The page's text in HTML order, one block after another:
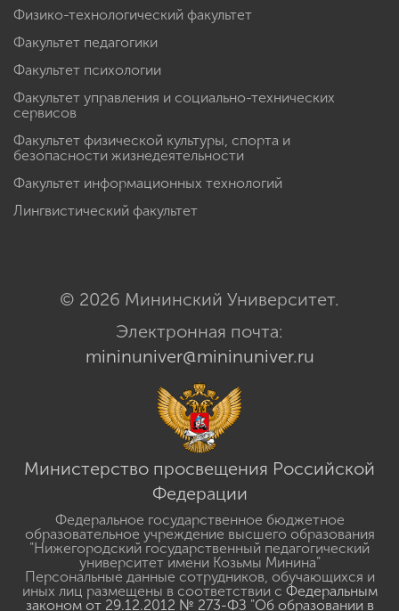
Физико-технологический факультет
Факультет педагогики
Факультет психологии
Факультет управления и социально-технических
сервисов
Факультет физической культуры, спорта и
безопасности жизнедеятельности
Факультет информационных технологий
Лингвистический факультет
© 2026 Мининский Университет.
Электронная почта:
mininuniver@mininuniver.ru
Министерство просвещения Российской
Федерации
Федеральное государственное бюджетное
образовательное учреждение высшего образования
"Нижегородский государственный педагогический
университет имени Козьмы Минина"
Персональные данные сотрудников, обучающихся и
иных лиц размещены в соответствии с Федеральным
законом от 29.12.2012 № 273-ФЗ "Об образовании в